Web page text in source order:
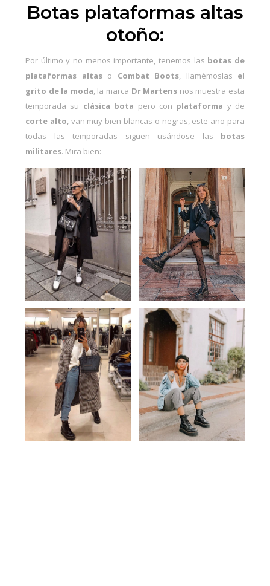
Botas plataformas altas
otoño:
Por último y no menos importante, tenemos las botas de
plataformas altaso Combat Boots, llamémoslas el
grito de la moda, la marca Dr Martens nos muestra esta
temporada su clásica bota pero con plataforma y de
corte alto, van muy bien blancas o negras, este año para
todas las temporadas siguen usándose las botas
militares. Mira bien: